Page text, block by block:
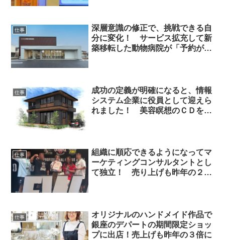
仕事
深層意識の修正で、挑戦できる自
分に変化！ サービス拡充して新
築移転した動物病院が「予約が取
仕事
成功の定義が明確になると、情報
システム企業に役員として迎えら
れました！ 美容瞑想のＣＤを聴
仕事
組織に順応できるようになってマ
ーケティングコンサルタントとし
て独立！ 売り上げも昨年の２倍
仕事
オリジナルのハンドメイド作品で
銀座のデパートの期間限定ショッ
プに出店！売上げも昨年の３倍に